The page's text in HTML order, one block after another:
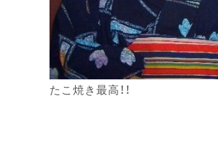
たこ焼き最高！！